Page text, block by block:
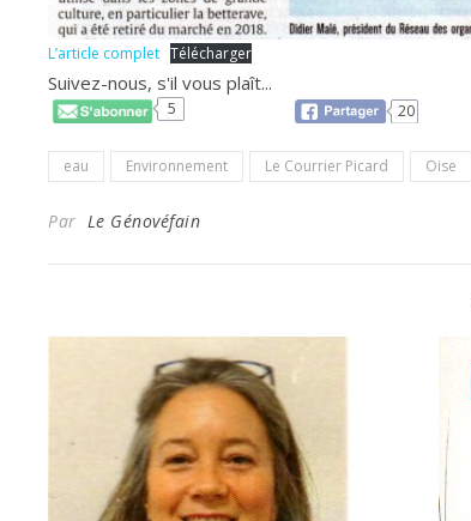
L’article complet Télécharger
Suivez-nous, s'il vous plaît...
5 20
eau Environnement Le Courrier Picard Oise
Par Le Génovéfain